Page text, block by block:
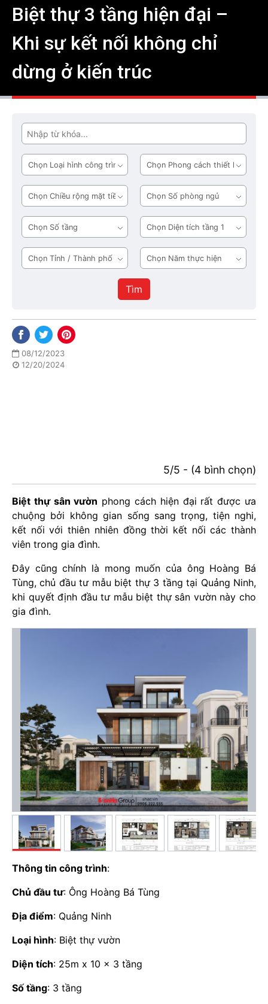
Biệt thự 3 tầng hiện đại –
Khi sự kết nối không chỉ
dừng ở kiến trúc
Tìm
Loại
hình
công
trình
Phong
cách
thiết
kế
Chiều
rộng
mặt
tiền
Số
phòng
ngủ
Số
tầng
Diện
tích
tầng
1
Tỉnh
/
Năm
thực
hiện
Tìm
08/12/2023
12/20/2024
5/5 - (4 bình chọn)
Biệt thự sân vườn phong cách hiện đại rất được ưa
chuộng bởi không gian sống sang trọng, tiện nghi,
kết nối với thiên nhiên đồng thời kết nối các thành
viên trong gia đình.
Đây cũng chính là mong muốn của ông Hoàng Bá
Tùng, chủ đầu tư mẫu biệt thự 3 tầng tại Quảng Ninh,
khi quyết định đầu tư mẫu biệt thự sân vườn này cho
gia đình.
Thông tin công trình:
Chủ đầu tư: Ông Hoàng Bá Tùng
Địa điểm: Quảng Ninh
Loại hình: Biệt thự vườn
Diện tích: 25m x 10 x 3 tầng
Số tầng: 3 tầng